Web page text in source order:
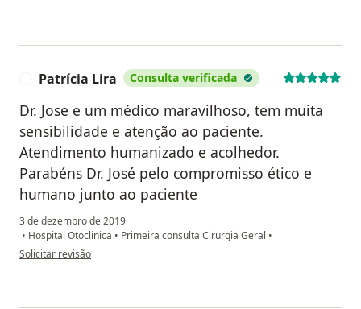
Patrícia Lira Consulta verificada
Dr. Jose e um médico maravilhoso, tem muita
sensibilidade e atenção ao paciente.
Atendimento humanizado e acolhedor.
Parabéns Dr. José pelo compromisso ético e
humano junto ao paciente
3 de dezembro de 2019
• Hospital Otoclinica • Primeira consulta Cirurgia Geral •
na opinião do utilizador Patrícia Lira
Solicitar revisão